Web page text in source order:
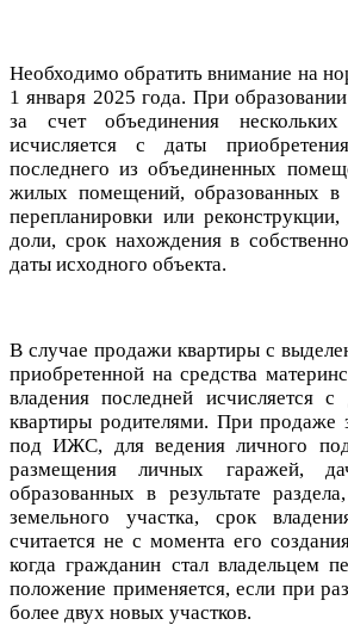
Необходимо обратить внимание на
1 января 2025 года. При
за счет объединения
исчисляется с даты
последнего из объединенных
жилых помещений, образованных в
перепланировки или
доли, срок нахождения в
даты исходного объекта.
В случае продажи квартиры с
приобретенной на средства
владения последней исчисляется
квартиры родителями. При продаже
под ИЖС, для ведения личного
размещения личных гаражей,
образованных в результате
земельного участка, срок
считается не с момента его
когда гражданин стал владельцем
положение применяется, если при
более двух новых участков.